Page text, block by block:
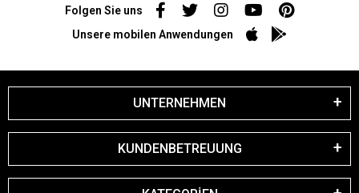
Folgen Sie uns
Unsere mobilen Anwendungen
UNTERNEHMEN
KUNDENBETREUUNG